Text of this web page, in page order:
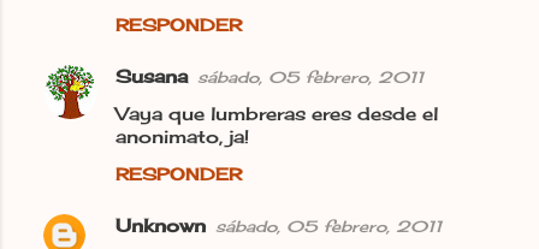
RESPONDER
Susana sábado, 05 febrero, 2011
Vaya que lumbreras eres desde el
anonimato, ja!
RESPONDER
Unknown sábado, 05 febrero, 2011